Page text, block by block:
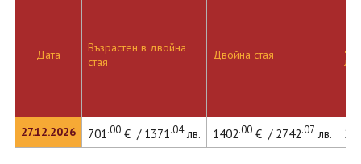
Дата
27.12.2026
Възрастен в двойна
стая
Двойна стая
701.00€ / 1371.04лв. 1402.00€ / 2742.07 лв.